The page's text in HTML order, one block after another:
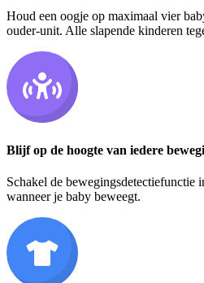
Houd een oogje op maximaal vier
ouder-unit. Alle slapende kinderen
Blijf op de hoogte van iedere
Schakel de bewegingsdetectiefunctie
wanneer je baby beweegt.